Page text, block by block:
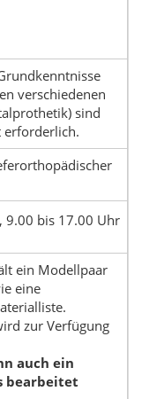
verschiedenen
sind
erforderlich.
9.00 bis 17.00 Uhr
ein Modellpaar
eine
zur Verfügung
auch ein
bearbeitet